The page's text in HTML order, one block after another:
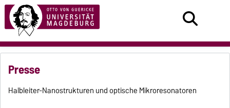
Presse
Halbleiter-Nanostrukturen und optische Mikroresonatoren